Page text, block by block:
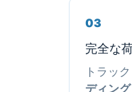
03
完全な
トラッ
ディン